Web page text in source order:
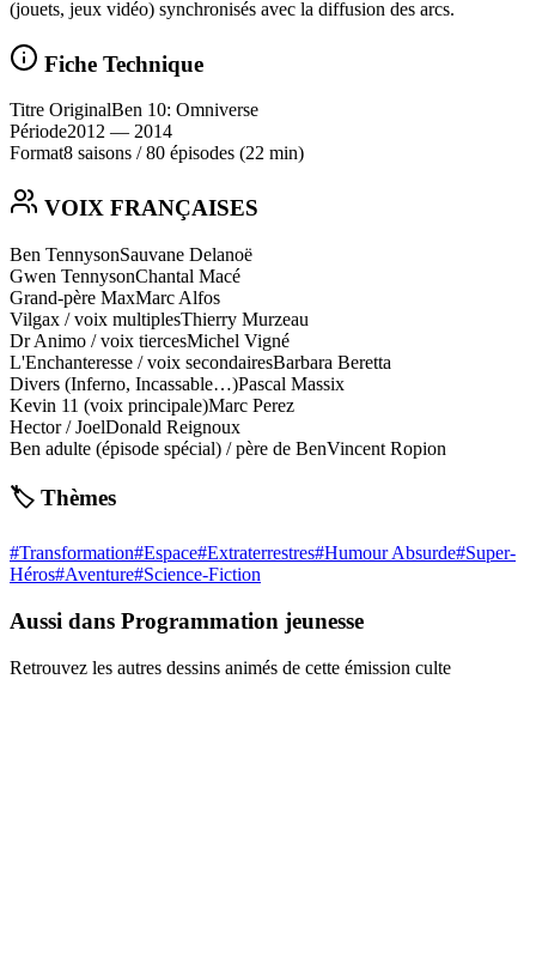
(jouets, jeux vidéo) synchronisés avec la diffusion des arcs.
Fiche Technique
Titre OriginalBen 10: Omniverse
Période2012 — 2014
Format8 saisons /80 épisodes (22 min)
VOIX FRANÇAISES
Ben TennysonSauvane Delanoë
Gwen TennysonChantal Macé
Grand-père MaxMarc Alfos
Vilgax / voix multiplesThierry Murzeau
Dr Animo / voix tiercesMichel Vigné
L'Enchanteresse / voix secondairesBarbara Beretta
Divers (Inferno, Incassable…)Pascal Massix
Kevin 11 (voix principale)Marc Perez
Hector / JoelDonald Reignoux
Ben adulte (épisode spécial) / père de BenVincent Ropion
🏷️ Thèmes
#Transformation#Espace#Extraterrestres#Humour Absurde#Super-
Héros#Aventure#Science-Fiction
Aussi dans Programmation jeunesse
Retrouvez les autres dessins animés de cette émission culte